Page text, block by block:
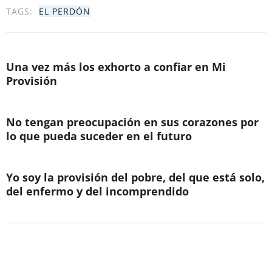
TAGS: EL PERDÓN
Una vez más los exhorto a confiar en Mi
Provisión
No tengan preocupación en sus corazones por
lo que pueda suceder en el futuro
Yo soy la provisión del pobre, del que está solo,
del enfermo y del incomprendido